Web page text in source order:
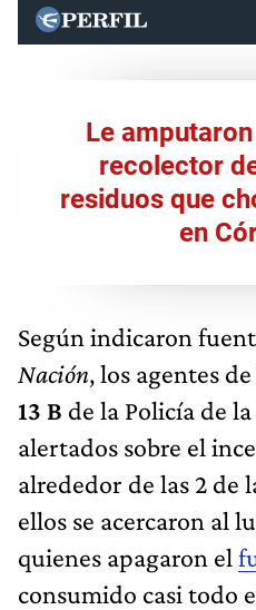
Le
recolector
residuos que
en
Según indicaron
Nación, los agentes
13 B de la Policía de
alertados sobre el
alrededor de las 2 de
ellos se acercaron al
quienes apagaron el
consumido casi todo